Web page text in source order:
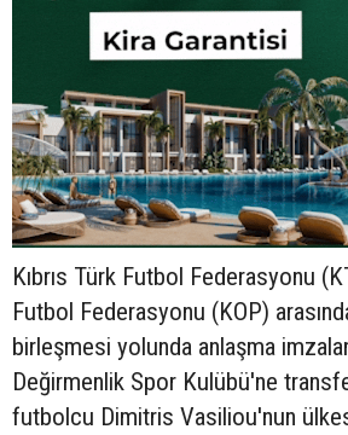
Kıbrıs Türk Futbol Federasyonu
Futbol Federasyonu (KOP)
birleşmesi yolunda anlaşma
Değirmenlik Spor Kulübü'ne
futbolcu Dimitris Vasiliou'nun